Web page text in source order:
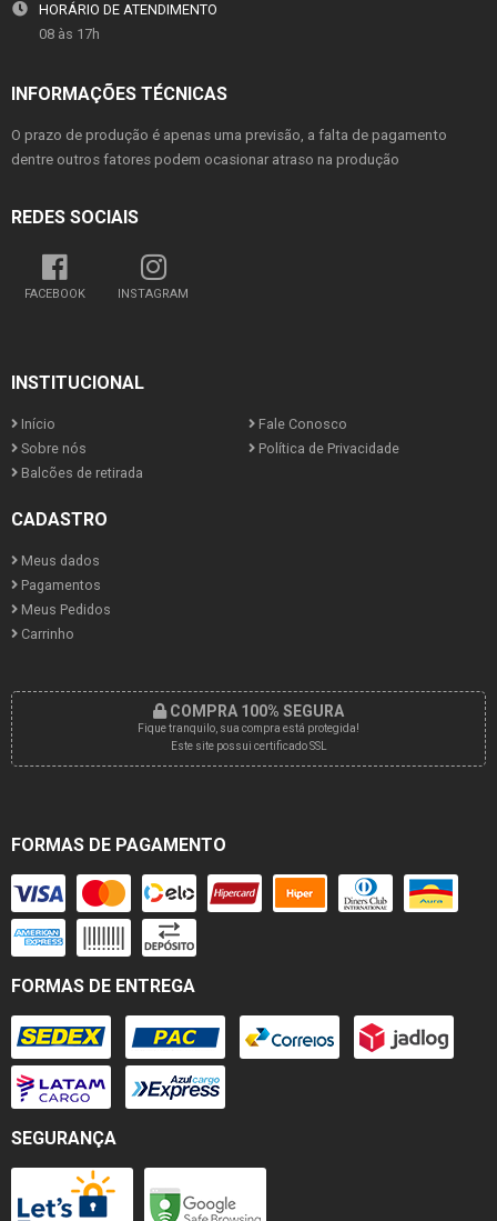
HORÁRIO DE ATENDIMENTO
08 às 17h
INFORMAÇÕES TÉCNICAS
O prazo de produção é apenas uma previsão, a falta de pagamento
dentre outros fatores podem ocasionar atraso na produção
REDES SOCIAIS
FACEBOOK INSTAGRAM
INSTITUCIONAL
Início
Fale Conosco
Sobre nós
Política de Privacidade
Balcões de retirada
CADASTRO
Meus dados
Pagamentos
Meus Pedidos
Carrinho
COMPRA 100% SEGURA
Fique tranquilo, sua compra está protegida!
Este site possui certificado SSL
FORMAS DE PAGAMENTO
FORMAS DE ENTREGA
SEGURANÇA